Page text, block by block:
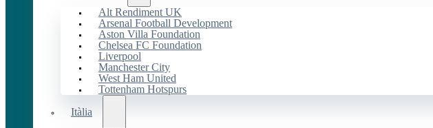
Alt Rendiment UK
Arsenal Football Development
Aston Villa Foundation
Chelsea FC Foundation
Liverpool
Manchester City
West Ham United
Tottenham Hotspurs
Itàlia